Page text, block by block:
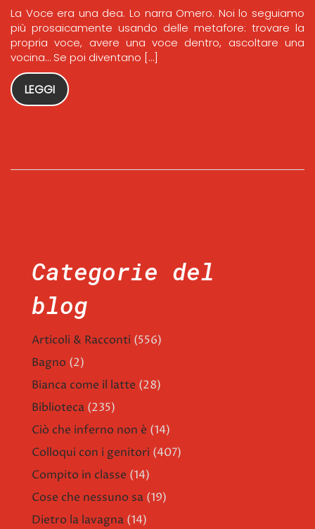
La Voce era una dea. Lo narra Omero. Noi lo seguiamo
più prosaicamente usando delle metafore: trovare la
propria voce, avere una voce dentro, ascoltare una
vocina… Se poi diventano […]
LEGGI
Categorie del
blog
Articoli & Racconti (556)
Bagno (2)
Bianca come il latte (28)
Biblioteca (235)
Ciò che inferno non è (14)
Colloqui con i genitori (407)
Compito in classe (14)
Cose che nessuno sa (19)
Dietro la lavagna (14)